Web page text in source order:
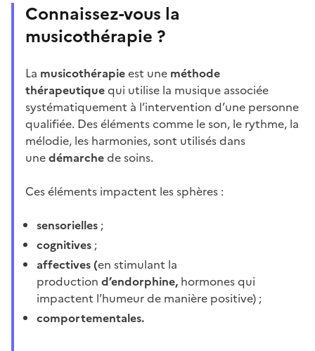
Connaissez-vous la
musicothérapie ?
La musicothérapieest une méthode
thérapeutiquequi utilise la musique associée
systématiquement à l’intervention d’une personne
qualifiée. Des éléments comme le son, le rythme, la
mélodie, les harmonies, sont utilisés dans
unedémarchede soins.
Ces éléments impactent les sphères :
sensorielles ;
cognitives ;
affectives (en stimulant la
production d’endorphine, hormones qui
impactent l’humeur de manière positive) ;
comportementales.